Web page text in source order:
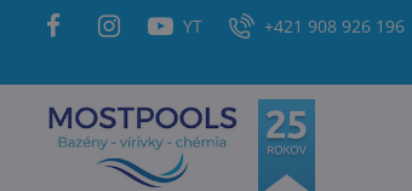
YT +421 908 926 196